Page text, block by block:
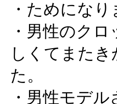
・ためになり
・男性のク
しくてまた
た。
・男性モデ